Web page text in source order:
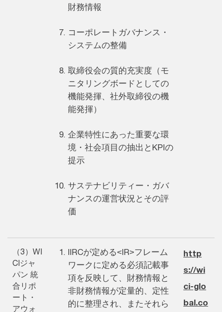
財務情報
コーポレートガバナンス・
システムの整備
取締役会の質的充実度（モ
ニタリングボードとしての
機能発揮、社外取締役の機
能発揮）
企業特性にあった重要な環
境・社会項目の抽出とKPIの
提示
サステナビリティー・ガバ
ナンスの運営状況とその評
価
（3）WI
CIジャ
パン 統
合リポ
ート・
アウォ
IIRCが定める<IR>フレーム
ワークに定める必須記載事
項を反映して、財務情報と
非財務情報が定量的、定性
的に整理され、またそれら
http
s://wi
ci-glo
bal.co